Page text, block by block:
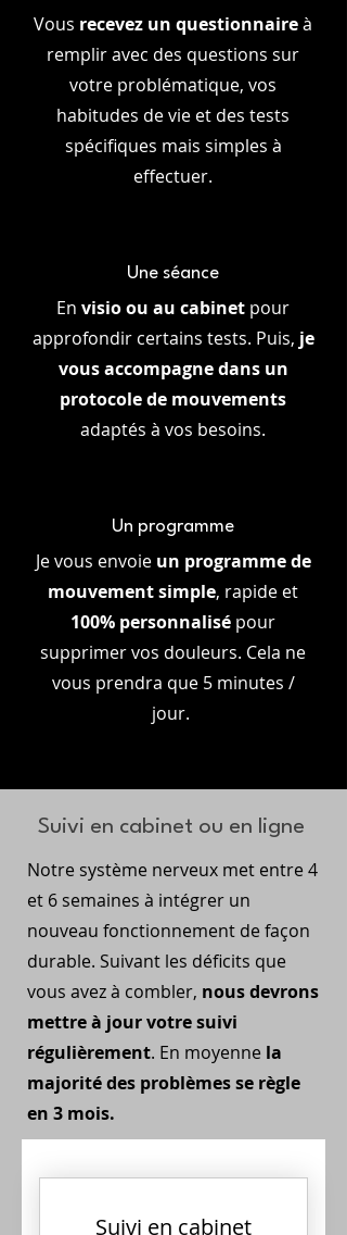
Vous recevez un questionnaireà
remplir avec des questions sur
votre problématique, vos
habitudes de vie et des tests
spécifiques mais simples à
effectuer.
Une séance
En visio ou au cabinet pour
approfondir certains tests. Puis, je
vous accompagne dans un
protocole de mouvements
adaptés à vos besoins.
Un programme
Je vous envoie un programme de
mouvement simple, rapide et
100% personnalisé pour
supprimer vos douleurs. Cela ne
vous prendra que 5 minutes /
jour.
Suivi en cabinet ou en ligne
Notre système nerveux met entre 4
et 6 semaines à intégrer un
nouveau fonctionnement de façon
durable. Suivant les déficits que
vous avez à combler, nous devrons
mettre à jour votre suivi
régulièrement. En moyenne la
majorité des problèmes se règle
en 3 mois.
Suivi en cabinet